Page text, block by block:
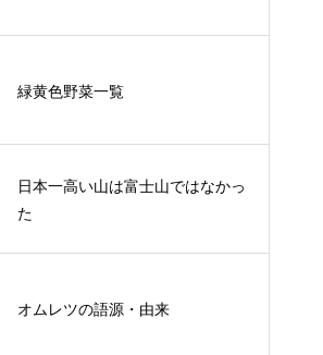
緑黄色野菜一覧
日本一高い山は富士山ではなかっ
た
オムレツの語源・由来